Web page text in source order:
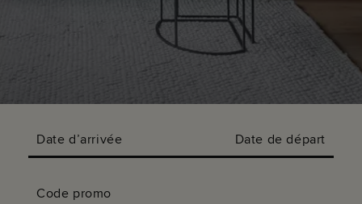
Date d’arrivée Date de départ
Code promo